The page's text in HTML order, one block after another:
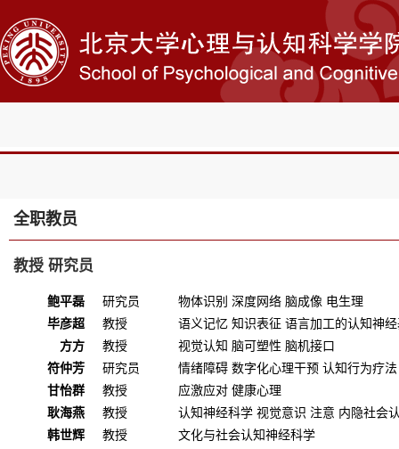
全职教员
教授 研究员
鲍平磊 研究员
物体识别 深度网络 脑成像 电生理
毕彦超
教授
语义记忆 知识表征 语言加工的认知神
方方
教授
视觉认知 脑可塑性 脑机接口
符仲芳
研究员
情绪障碍 数字化心理干预 认知行为疗法
甘怡群
教授
应激应对 健康心理
耿海燕
教授
认知神经科学 视觉意识 注意 内隐社会
韩世辉
教授
文化与社会认知神经科学